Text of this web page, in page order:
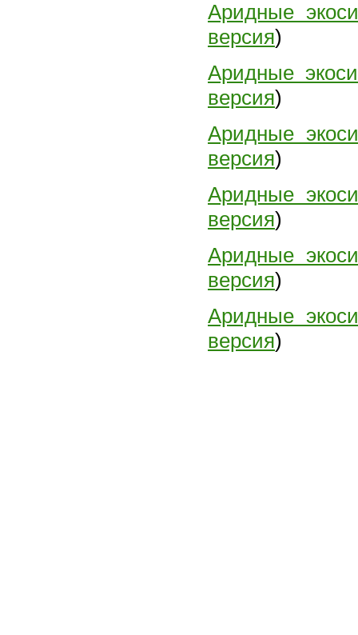
Аридные
версия)
Аридные
версия)
Аридные
версия)
Аридные
версия)
Аридные
версия)
Аридные
версия)